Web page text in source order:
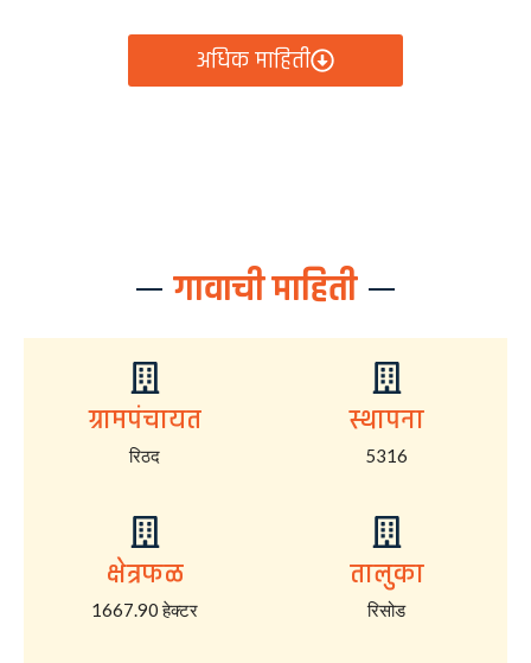
अधिक माहिती
गावाची माहिती
ग्रामपंचायत
रिठद
स्थापना
5316
क्षेत्रफळ
1667.90 हेक्टर
तालुका
रिसोड